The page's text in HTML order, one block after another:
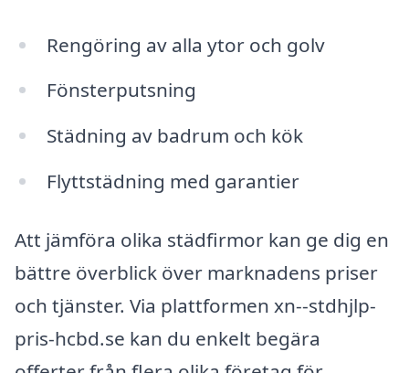
Rengöring av alla ytor och golv
Fönsterputsning
Städning av badrum och kök
Flyttstädning med garantier
Att jämföra olika städfirmor kan ge dig en
bättre överblick över marknadens priser
och tjänster. Via plattformen xn--stdhjlp-
pris-hcbd.se kan du enkelt begära